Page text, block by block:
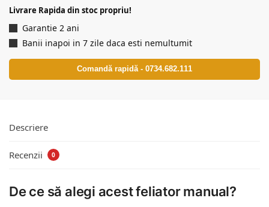
Livrare Rapida din stoc propriu!
Garantie 2 ani
Banii inapoi in 7 zile daca esti nemultumit
Comandă rapidă - 0734.682.111
Descriere
Recenzii 0
De ce să alegi acest feliator manual?